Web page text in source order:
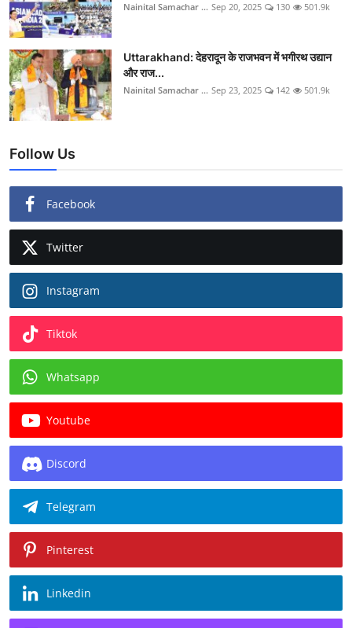
Nainital Samachar ... Sep 20, 2025 130 501.9k
Uttarakhand: देहरादून के राजभवन में भगीरथ उद्यान
और राज...
Nainital Samachar ... Sep 23, 2025 142 501.9k
Follow Us
Facebook
Twitter
Instagram
Tiktok
Whatsapp
Youtube
Discord
Telegram
Pinterest
Linkedin